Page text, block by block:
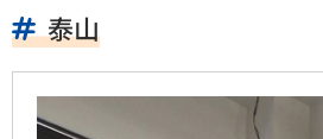
泰山